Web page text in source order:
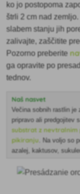
ko jo postopoma
štrli 2 cm nad
slabem stanju jih
zalivajte, zaščitite
Pozorno preberite
ga opravite po
tednov.
Naš nasvet
Večina sobnih rastlin je
pripravo ali predgojitev
substrat z nevtralnim
pikiranju . Na voljo so
azalej, kaktusov,